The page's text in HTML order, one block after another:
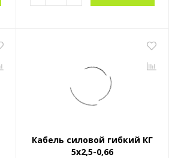
Кабель силовой гибкий КГ
5x2,5-0,66